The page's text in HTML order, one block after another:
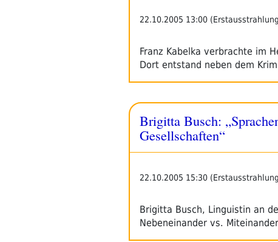
22.10.2005 13:00
Franz Kabelka verbrachte im
Dort entstand neben dem
Brigitta Busch:
Gesellschaften“
22.10.2005 15:30
Brigitta Busch, Linguistin an
Nebeneinander vs.